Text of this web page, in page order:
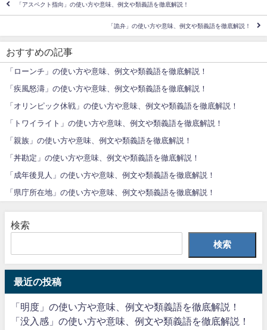
「アスペクト指向」の使い方や意味、例文や類義語を徹底解説！
「詭弁」の使い方や意味、例文や類義語を徹底解説！
おすすめの記事
「ローンチ」の使い方や意味、例文や類義語を徹底解説！
「疾風怒濤」の使い方や意味、例文や類義語を徹底解説！
「オリンピック休戦」の使い方や意味、例文や類義語を徹底解説！
「トワイライト」の使い方や意味、例文や類義語を徹底解説！
「親族」の使い方や意味、例文や類義語を徹底解説！
「丼勘定」の使い方や意味、例文や類義語を徹底解説！
「成年後見人」の使い方や意味、例文や類義語を徹底解説！
「県庁所在地」の使い方や意味、例文や類義語を徹底解説！
検索
検索
最近の投稿
「明度」の使い方や意味、例文や類義語を徹底解説！
「没入感」の使い方や意味、例文や類義語を徹底解説！